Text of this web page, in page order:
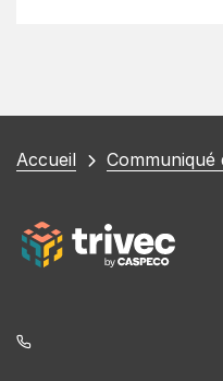
Vous
Accueil Communiqué